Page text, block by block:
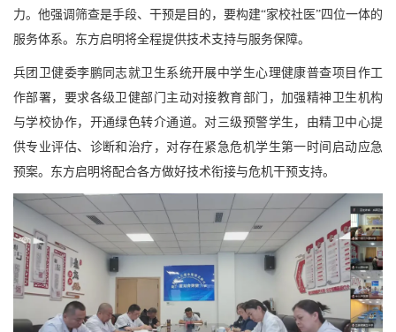
力。他强调筛查是手段、干预是目的，要构建“家校社医”四位一体的
服务体系。东方启明将全程提供技术支持与服务保障。
兵团卫健委李鹏同志就卫生系统开展中学生心理健康普查项目作工
作部署，要求各级卫健部门主动对接教育部门，加强精神卫生机构
与学校协作，开通绿色转介通道。对三级预警学生，由精卫中心提
供专业评估、诊断和治疗，对存在紧急危机学生第一时间启动应急
预案。东方启明将配合各方做好技术衔接与危机干预支持。